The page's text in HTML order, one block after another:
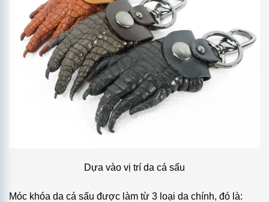
Dựa vào vị trí da cá sấu
Móc khóa da cá sấu được làm từ 3 loại da chính, đó là: